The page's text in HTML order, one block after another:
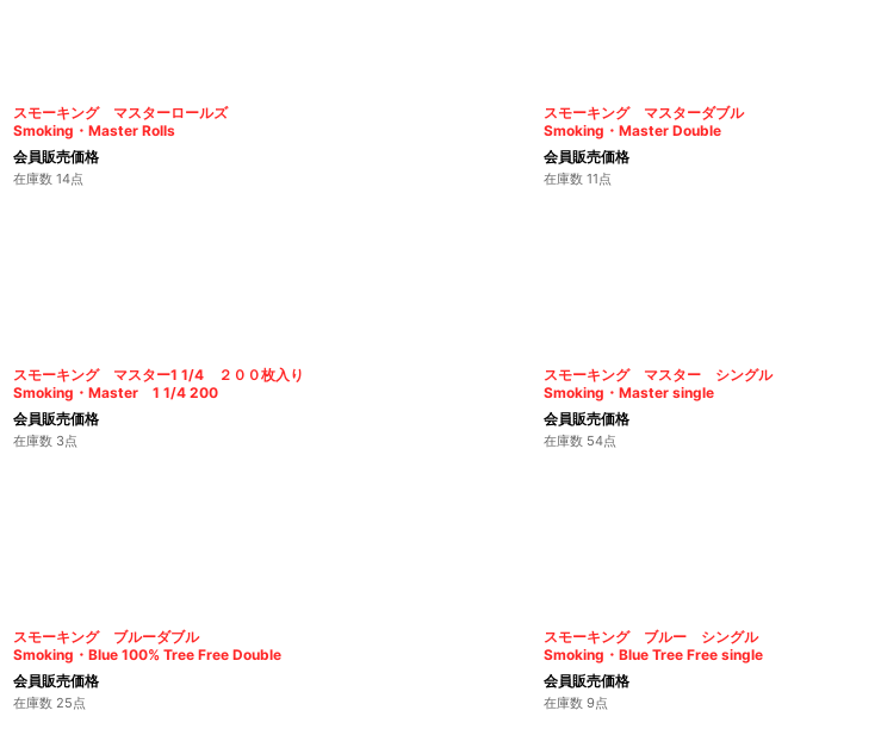
スモーキング マスターロールズ
Smoking・Master Rolls
会員販売価格
在庫数 14点
スモーキング マスターダブル
Smoking・Master Double
会員販売価格
在庫数 11点
スモーキング マスター1 1/4 ２００枚入り
Smoking・Master 1 1/4 200
会員販売価格
在庫数 3点
スモーキング マスター シングル
Smoking・Master single
会員販売価格
在庫数 54点
スモーキング ブルーダブル
Smoking・Blue 100% Tree Free Double
会員販売価格
在庫数 25点
スモーキング ブルー シングル
Smoking・Blue Tree Free single
会員販売価格
在庫数 9点